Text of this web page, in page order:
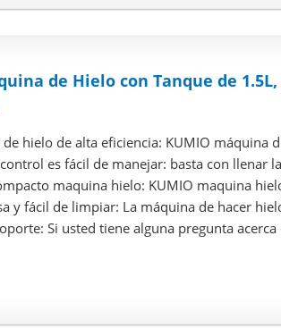
de Hielo con Tanque de
de hielo de alta eficiencia: KUMIO máquina
es fácil de manejar: basta con llenar
maquina hielo: KUMIO maquina
y fácil de limpiar: La máquina de hacer
Si usted tiene alguna pregunta